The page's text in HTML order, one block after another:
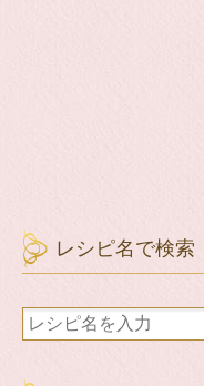
レシピ名で検索